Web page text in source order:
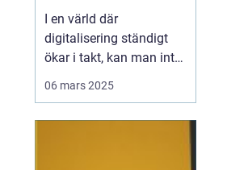
I en värld där
digitalisering ständigt
ökar i takt, kan man inte
06 mars 2025